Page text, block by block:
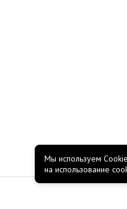
Мы используем
на использование